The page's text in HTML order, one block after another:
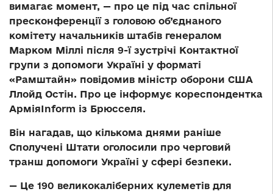
вимагає момент, — про це під час спільної
пресконференції з головою об’єднаного
комітету начальників штабів генералом
Марком Міллі після 9-ї зустрічі Контактної
групи з допомоги Україні у форматі
«Рамштайн» повідомив міністр оборони США
Ллойд Остін. Про це інформує кореспондентка
АрміяInform із Брюсселя.
Він нагадав, що кількома днями раніше
Сполучені Штати оголосили про черговий
транш допомоги Україні у сфері безпеки.
— Це 190 великокаліберних кулеметів для